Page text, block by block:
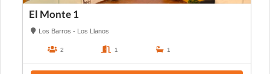
El Monte 1
Los Barros - Los Llanos
2 1 1